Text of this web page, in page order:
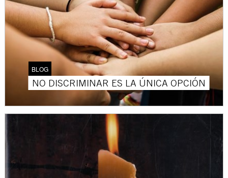
BLOG
NO DISCRIMINAR ES LA ÚNICA OPCIÓN